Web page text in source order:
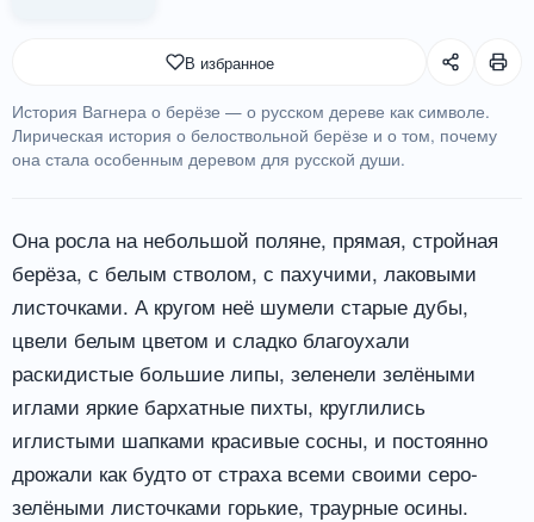
История Вагнера о берёзе — о русском дереве как символе.
Лирическая история о белоствольной берёзе и о том, почему
она стала особенным деревом для русской души.
В избранное
Она росла на небольшой поляне, прямая, стройная
берёза, с белым стволом, с пахучими, лаковыми
листочками. А кругом неё шумели старые дубы,
цвели белым цветом и сладко благоухали
раскидистые большие липы, зеленели зелёными
иглами яркие бархатные пихты, круглились
иглистыми шапками красивые сосны, и постоянно
дрожали как будто от страха всеми своими серо-
зелёными листочками горькие, траурные осины.